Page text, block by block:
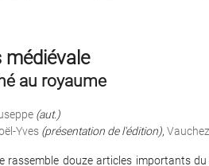
médiévale
au royaume
(aut.)
Yves (présentation de l'édition),
rassemble douze articles importants